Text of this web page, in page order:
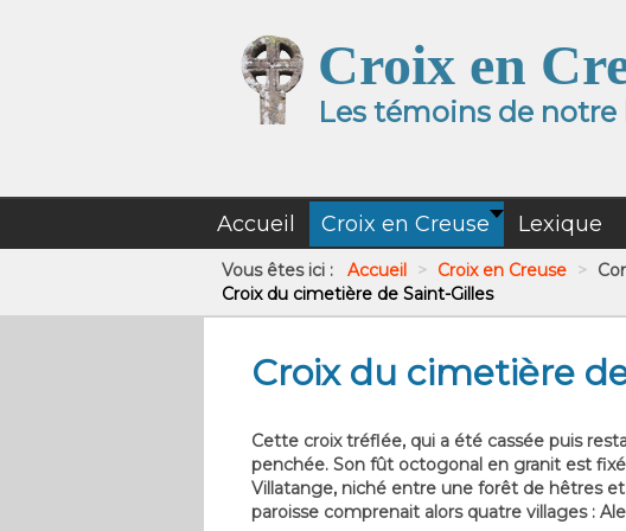
Croix en
Les témoins de
Accueil Croix en Creuse Lexique
Vous êtes ici : Accueil > Croix en Creuse >
Croix du cimetière de Saint-Gilles
Croix du cimetière
Cette croix tréflée, qui a été cassée puis
penchée. Son fût octogonal en granit est
Villatange, niché entre une forêt de hêtres
paroisse comprenait alors quatre villages :